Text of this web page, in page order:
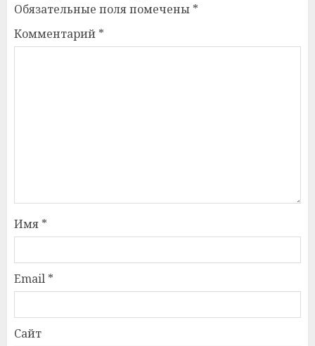
Обязательные поля помечены *
Комментарий *
Имя *
Email *
Сайт